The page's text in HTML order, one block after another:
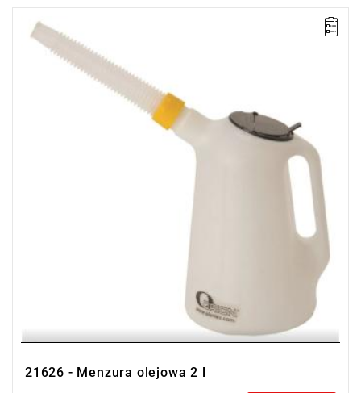
• Pojemność: 2 l
• Plastikowy pojemnik z podziałką do przelewania oleju
21626 - Menzura olejowa 2 l